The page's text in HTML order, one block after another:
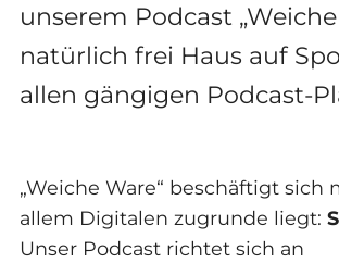
unserem Podcast „Weiche
natürlich frei Haus auf
allen gängigen Podcast-
„Weiche Ware“ beschäftigt sich
allem Digitalen zugrunde liegt:
Unser Podcast richtet sich an